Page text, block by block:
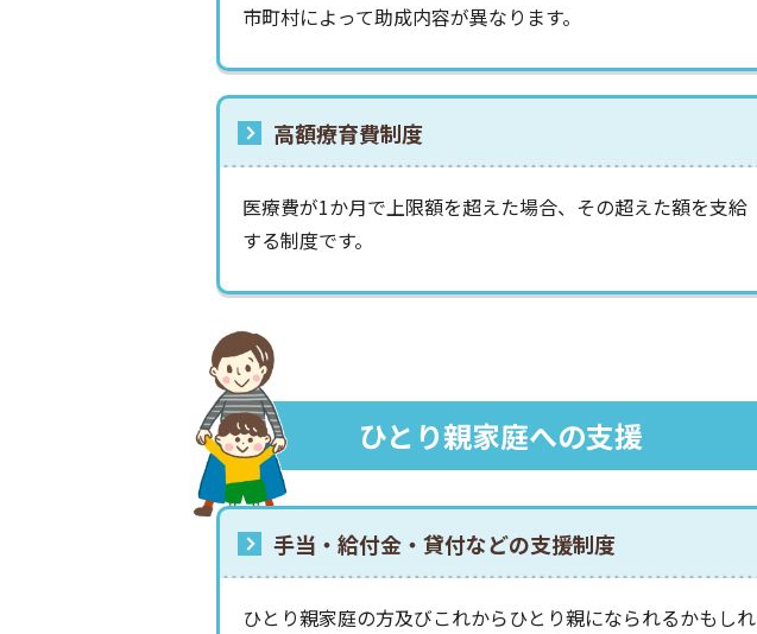
市町村によって助成内容が異なります。
高額療育費制度
医療費が1か月で上限額を超えた場合、その超えた額を支給
する制度です。
ひとり親家庭への支援
手当・給付金・貸付などの支援制度
ひとり親家庭の方及びこれからひとり親になられるかもしれ